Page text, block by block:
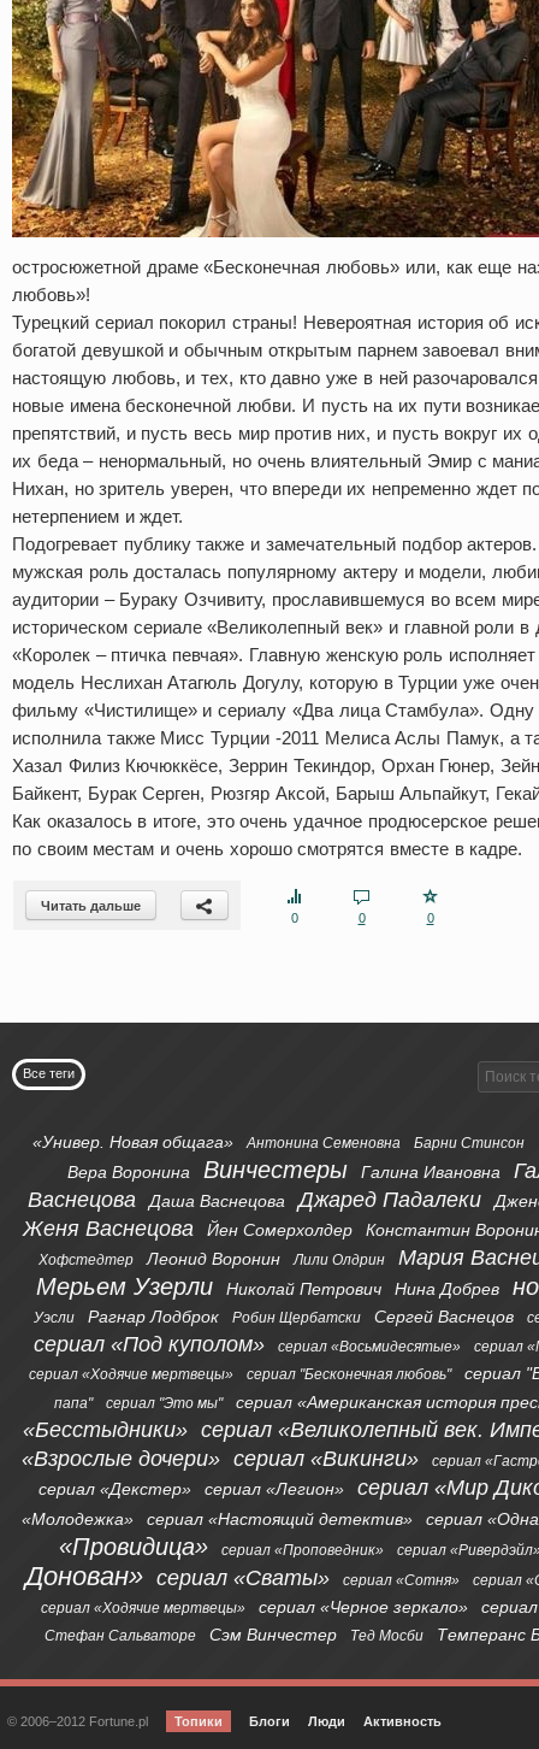
остросюжетной драме «Бесконечная любовь» или, как еще
любовь»!
Турецкий сериал покорил страны! Невероятная история об
богатой девушкой и обычным открытым парнем завоевал
настоящую любовь, и тех, кто давно уже в ней
новые имена бесконечной любви. И пусть на их пути
препятствий, и пусть весь мир против них, и пусть вокруг их
их беда – ненормальный, но очень влиятельный Эмир с
Нихан, но зритель уверен, что впереди их непременно ждет
нетерпением и ждет.
Подогревает публику также и замечательный подбор
мужская роль досталась популярному актеру и модели,
аудитории – Бураку Озчивиту, прославившемуся во всем
историческом сериале «Великолепный век» и главной роли в
«Королек – птичка певчая». Главную женскую роль
модель Неслихан Атагюль Догулу, которую в Турции уже
фильму «Чистилище» и сериалу «Два лица Стамбула». Одну
исполнила также Мисс Турции -2011 Мелиса Аслы Памук, а
Хазал Филиз Кючюккёсе, Зеррин Текиндор, Орхан Гюнер,
Байкент, Бурак Серген, Рюзгяр Аксой, Барыш Альпайкут,
Как оказалось в итоге, это очень удачное продюсерское
по своим местам и очень хорошо смотрятся вместе в кадре.
Читать дальше
0
0 0
Все теги
«Универ. Новая общага» Антонина Семеновна Барни Стинсон
Вера Воронина Винчестеры Галина Ивановна
Васнецова
Даша Васнецова Джаред Падалеки
Женя Васнецова Йен Сомерхолдер Константин
Хофстедтер Леонид Воронин Лили Олдрин Мария
Мерьем Узерли Николай Петрович Нина Добрев
Уэсли Рагнар Лодброк Робин Щербатски Сергей Васнецов
сериал «Под куполом» сериал «Восьмидесятые»
сериал
сериал «Ходячие мертвецы»
сериал "Бесконечная любовь" сериал
папа" сериал "Это мы" сериал «Американская история
«Бесстыдники» сериал «Великолепный век.
«Взрослые дочери» сериал «Викинги» сериал
сериал «Декстер» сериал «Легион» сериал «Мир
«Молодежка» сериал «Настоящий детектив» сериал
«Провидица» сериал «Проповедник» сериал
Донован» сериал «Сваты» сериал «Сотня»
сериал
сериал «Ходячие мертвецы»
сериал «Черное зеркало»
Стефан Сальваторе Сэм Винчестер Тед Мосби Темперанс
© 2006–2012 Fortune.pl Топики Блоги Люди Активность